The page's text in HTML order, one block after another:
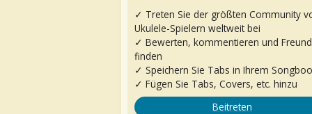
✓ Treten Sie der größten Community
Ukulele-Spielern weltweit bei
✓ Bewerten, kommentieren und
finden
✓ Speichern Sie Tabs in Ihrem
✓ Fügen Sie Tabs, Covers, etc. hinzu
Beitreten